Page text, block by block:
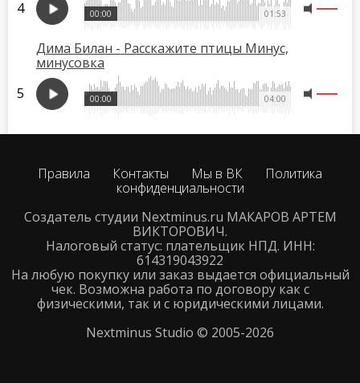
01:53
00:00
Дима Билан - Расскажите птицы Минус,
минусовка
04:00
00:00
Правила Контакты Мы в ВК
Политика
конфиденциальности
Создатель студии Nextminus.ru МАКАРОВ АРТЕМ
ВИКТОРОВИЧ.
Налоговый статус: плательщик НПД. ИНН:
614319043922
На любую покупку или заказ выдается официальный
чек. Возможна работа по договору как с
физическими, так и с юридическими лицами.
Nextminus Studio © 2005-2026